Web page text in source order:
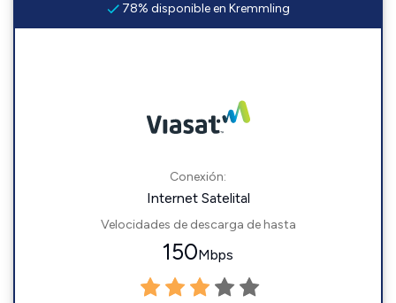
78% disponible en Kremmling
Conexión:
Internet Satelital
Velocidades de descarga de hasta
150Mbps